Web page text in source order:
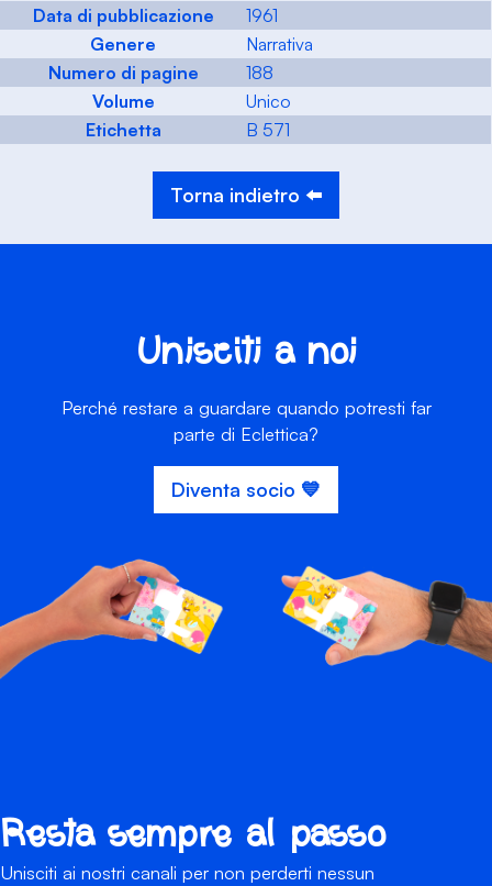
Data di pubblicazione
1961
Genere
Narrativa
Numero di pagine
188
Volume
Unico
Etichetta
B 571
Torna indietro ⬅️
Unisciti a noi
Perché restare a guardare quando potresti far
parte di Eclettica?
Diventa socio 💙
Resta sempre al passo
Unisciti ai nostri canali per non perderti nessun